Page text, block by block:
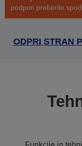
podpori preberite
ODPRI STRAN